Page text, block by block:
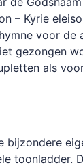
– Kyrie
voor de
gezongen
als
bijzondere
toonladder.